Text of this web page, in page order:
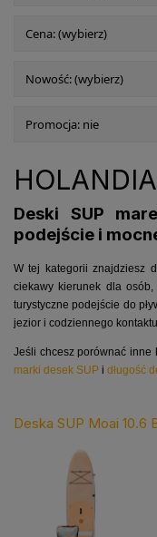
Cena: (wybierz)
Nowość: (wybierz)
Promocja: nie
HOLANDIA
Deski SUP
podejście i
W tej kategorii znajdziesz
ciekawy kierunek dla
turystyczne podejście do
jezior i codziennego
Jeśli chcesz porównać inne
marki desek SUP i długość
Deska SUP Moai 10.6